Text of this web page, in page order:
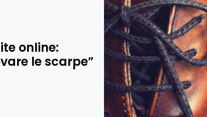
online:
le scarpe”